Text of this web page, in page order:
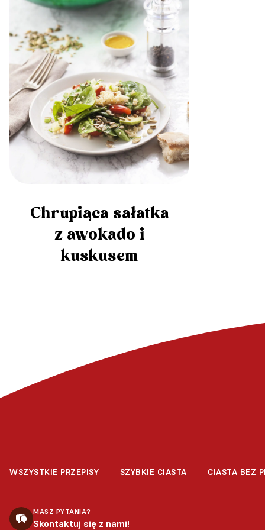
Chrupiąca sałatka
z awokado i
kuskusem
WSZYSTKIE PRZEPISY SZYBKIE CIASTA CIASTA BEZ
MASZ PYTANIA?
Skontaktuj się z nami!